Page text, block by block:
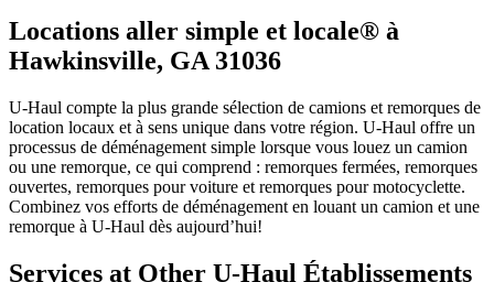
Locations aller simple et locale® à
Hawkinsville, GA 31036
U-Haul compte la plus grande sélection de camions et remorques de
location locaux et à sens unique dans votre région. U-Haul offre un
processus de déménagement simple lorsque vous louez un camion
ou une remorque, ce qui comprend : remorques fermées, remorques
ouvertes, remorques pour voiture et remorques pour motocyclette.
Combinez vos efforts de déménagement en louant un camion et une
remorque à U-Haul dès aujourd’hui!
Services at Other U-Haul Établissements